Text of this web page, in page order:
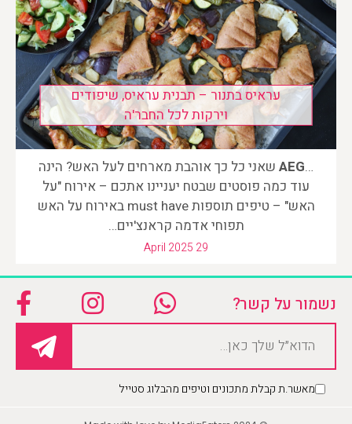
עראיס בתנור – תבנית עראיס, שיפודים
וירקות לכל החבר'ה
…
AEG שאני כל כך אוהבת מארחים לעל האש? הינה
עוד כמה פוסטים שבטח יעניינו אתכם – אירוח "על
האש" – טיפים תוספות must have באירוח על האש
תפוחי אדמה קראנצ'יים…
April 2025 29
נשמור על קשר?
מאשר.ת קבלת מתכונים וטיפים מהבלוג סטייל